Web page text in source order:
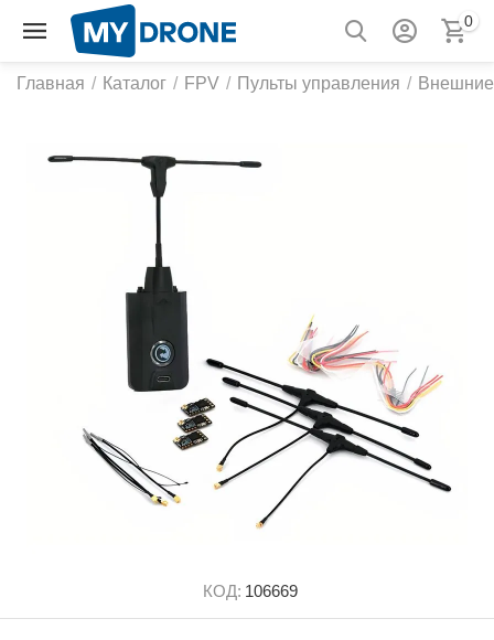
0
Главная / Каталог / FPV / Пульты управления /
КОД: 106669